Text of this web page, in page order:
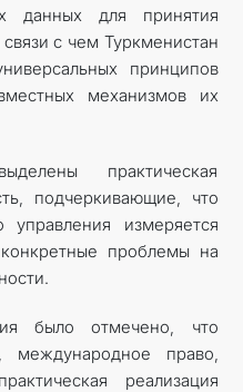
данных для принятия
с чем Туркменистан
принципов
механизмов их
практическая
подчеркивающие, что
управления измеряется
проблемы на
было отмечено, что
международное право,
реализация